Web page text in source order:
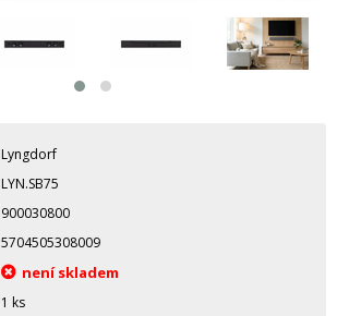
Lyngdorf
LYN.SB75
900030800
5704505308009
není skladem
1 ks